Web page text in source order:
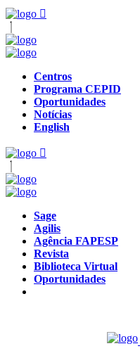
Centros
Programa CEPID
Oportunidades
Notícias
English
Sage
Agilis
Agência FAPESP
Revista
Biblioteca Virtual
Oportunidades